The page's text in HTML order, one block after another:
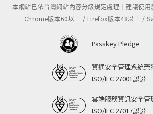
本網站已依台灣網站內容分級規定處理｜建議使
Chrome版本60以上 / Firefox版本48以上 /
Passkey Pledge
資通安全管理系統榮
ISO/IEC 27001認證
雲端服務資訊安全管
ISO/IEC 27017認證